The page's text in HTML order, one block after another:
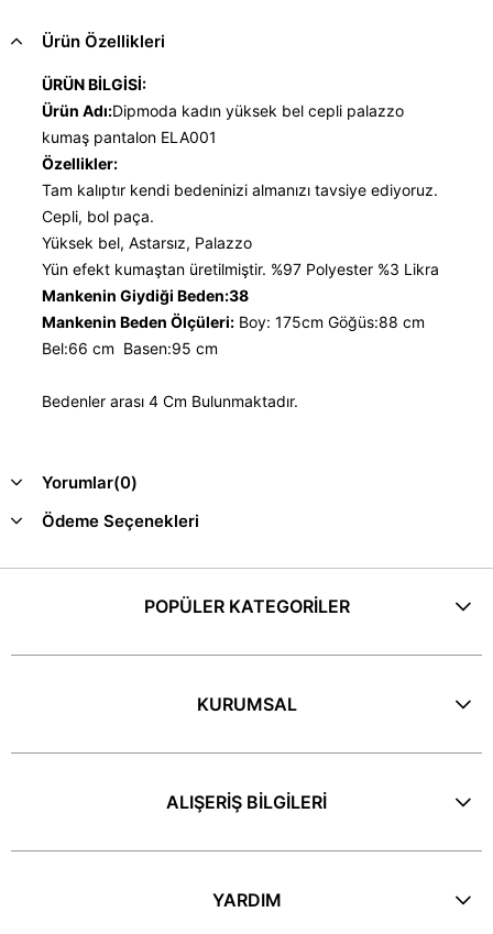
Ürün Özellikleri
ÜRÜN BİLGİSİ:
Ürün Adı:Dipmoda kadın yüksek bel cepli palazzo
kumaş pantalon ELA001
Özellikler:
Tam kalıptır kendi bedeninizi almanızı tavsiye ediyoruz.
Cepli, bol paça.
Yüksek bel, Astarsız, Palazzo
Yün efekt kumaştan üretilmiştir. %97 Polyester %3 Likra
Mankenin Giydiği Beden:38
Mankenin Beden Ölçüleri: Boy: 175cm Göğüs:88 cm
Bel:66 cm Basen:95 cm
Bedenler arası 4 Cm Bulunmaktadır.
Yorumlar(0)
Ödeme Seçenekleri
POPÜLER KATEGORİLER
KURUMSAL
ALIŞERİŞ BİLGİLERİ
YARDIM